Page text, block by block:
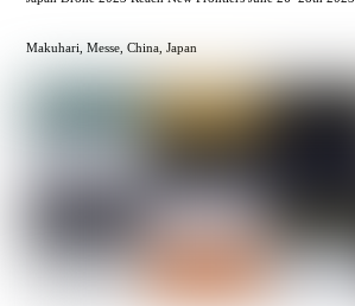
Makuhari, Messe, China, Japan